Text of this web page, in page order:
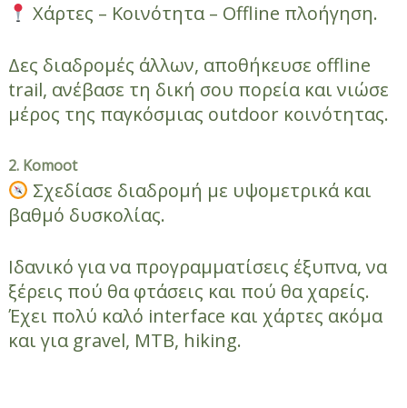
Χάρτες – Κοινότητα – Offline πλοήγηση.
Δες διαδρομές άλλων, αποθήκευσε offline
trail, ανέβασε τη δική σου πορεία και νιώσε
μέρος της παγκόσμιας outdoor κοινότητας.
2. Komoot
Σχεδίασε διαδρομή με υψομετρικά και
βαθμό δυσκολίας.
Ιδανικό για να προγραμματίσεις έξυπνα, να
ξέρεις πού θα φτάσεις και πού θα χαρείς.
Έχει πολύ καλό interface και χάρτες ακόμα
και για gravel, MTB, hiking.